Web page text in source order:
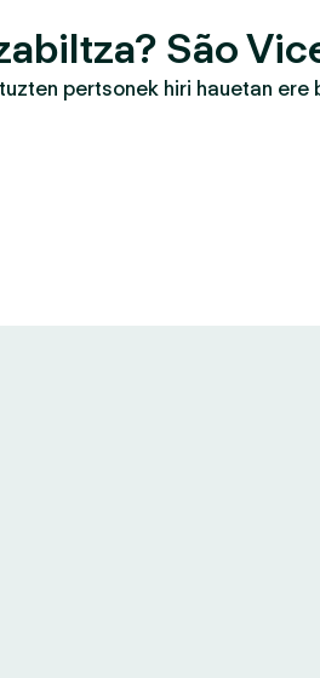
São
pertsonek hiri hauetan ere